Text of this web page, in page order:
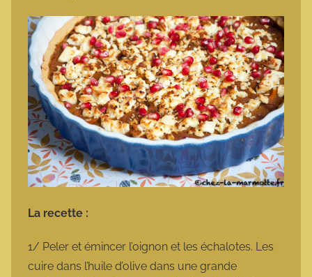
La recette :
1/ Peler et émincer l’oignon et les échalotes. Les
cuire dans l’huile d’olive dans une grande